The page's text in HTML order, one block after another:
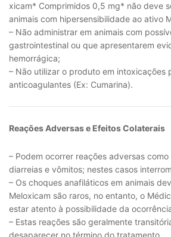
xicam* Comprimidos 0,5 mg* não deve
animais com hipersensibilidade ao ativo
– Não administrar em animais com
gastrointestinal ou que apresentarem
hemorrágica;
– Não utilizar o produto em intoxicações
anticoagulantes (Ex: Cumarina).
Reações Adversas e Efeitos Colaterais
– Podem ocorrer reações adversas
diarreias e vômitos; nestes casos
– Os choques anafiláticos em animais
Meloxicam são raros, no entanto, o
estar atento à possibilidade da
– Estas reações são geralmente
desaparecer no término do tratamento.